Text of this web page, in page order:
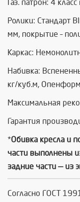
Газ. патрон: 4
Ролики: Стандарт
мм, покрытие –
Каркас:
Набивка:
кг/куб.м, Опенформ
Максимальная
Гарантия
*Обивка кресла и
части выполнены
задние части — из
Согласно ГОСТ